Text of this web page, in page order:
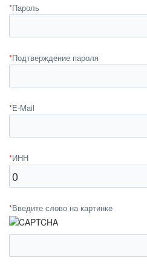
*Пароль
*Подтверждение пароля
*E-Mail
*ИНН
*Введите слово на картинке